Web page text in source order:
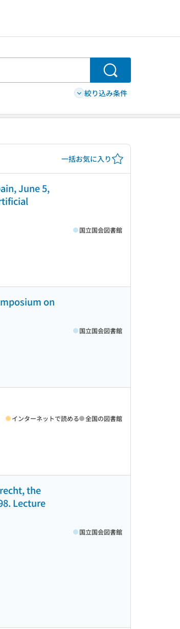
検索
絞り込み条件
一括お気に入り
June 5,
国立国会図書館
on
国立国会図書館
インターネットで読める 全国の図書館
the
Lecture
国立国会図書館